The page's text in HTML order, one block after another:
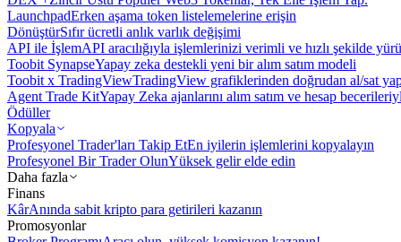
LaunchpadErken aşama token listelemelerine erişin
DönüştürSıfır ücretli anlık varlık değişimi
API ile İşlemAPI aracılığıyla işlemlerinizi verimli ve hızlı şekilde
Toobit SynapseYapay zeka destekli yeni bir alım satım modeli
Toobit x TradingViewTradingView grafiklerinden doğrudan al/sat
Agent Trade KitYapay Zeka ajanlarını alım satım ve hesap
Ödüller
Kopyala
Profesyonel Trader'ları Takip EtEn iyilerin işlemlerini kopyalayın
Profesyonel Bir Trader OlunYüksek gelir elde edin
Daha fazla
Finans
KârAnında sabit kripto para getirileri kazanın
Promosyonlar